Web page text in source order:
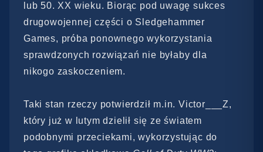
lub 50. XX wieku. Biorąc pod uwagę sukces
drugowojennej części o Sledgehammer
Games, próba ponownego wykorzystania
sprawdzonych rozwiązań nie byłaby dla
nikogo zaskoczeniem.
Taki stan rzeczy potwierdził m.in. Victor___Z,
który już w lutym dzielił się ze światem
podobnymi przeciekami, wykorzystując do